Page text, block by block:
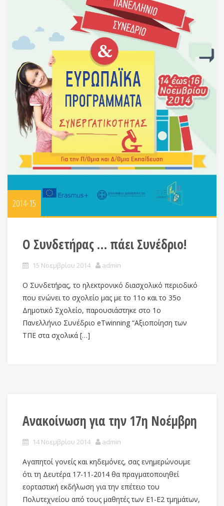
2014-15
Ο Συνδετήρας … πάει Συνέδριο!
15 Νοεμβρίου 2014 admin
Ο Συνδετήρας, το ηλεκτρονικό διασχολικό περιοδικό
που ενώνει το σχολείο μας με το 11ο και το 35ο
Δημοτικό Σχολείο, παρουσιάστηκε στο 1ο
Πανελλήνιο Συνέδριο eTwinning “Αξιοποίηση των
ΤΠΕ στα σχολικά […]
Ανακοίνωση για την 17η Νοέμβρη
14 Νοεμβρίου 2014 admin
Αγαπητοί γονείς και κηδεμόνες, σας ενημερώνουμε
ότι τη Δευτέρα 17-11-2014 θα πραγματοποιηθεί
εορταστική εκδήλωση για την επέτειο του
Πολυτεχνείου από τους μαθητές των Ε1-Ε2 τμημάτων,